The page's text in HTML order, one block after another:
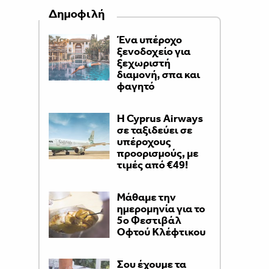
Δημοφιλή
Ένα υπέροχο
ξενοδοχείο για
ξεχωριστή
διαμονή, σπα και
φαγητό
H Cyprus Airways
σε ταξιδεύει σε
υπέροχους
προορισμούς, με
τιμές από €49!
Μάθαμε την
ημερομηνία για το
5ο Φεστιβάλ
Οφτού Κλέφτικου
Σου έχουμε τα